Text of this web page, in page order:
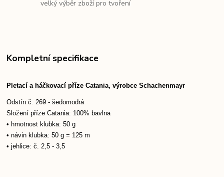
velký výběr zboží pro tvoření
Kompletní specifikace
Pletací a háčkovací příze Catania, výrobce Schachenmayr
Odstín č. 269 - šedomodrá
Složení příze Catania: 100% bavlna
• hmotnost klubka: 50 g
• návin klubka: 50 g = 125 m
• jehlice: č. 2,5 - 3,5